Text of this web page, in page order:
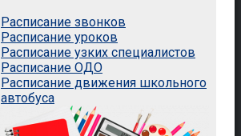
Расписание звонков
Расписание уроков
Расписание узких специалистов
Расписание ОДО
Расписание движения школьного
автобуса